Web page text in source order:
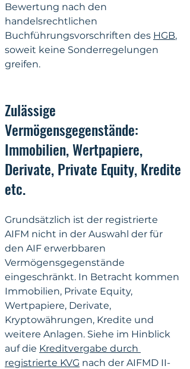
Bewertung nach den
handelsrechtlichen
Buchführungsvorschriften des HGB,
soweit keine Sonderregelungen
greifen.
Zulässige
Vermögensgegenstände:
Immobilien, Wertpapiere,
Derivate, Private Equity, Kredite
etc.
Grundsätzlich ist der registrierte
AIFM nicht in der Auswahl der für
den AIF erwerbbaren
Vermögensgegenstände
eingeschränkt. In Betracht kommen
Immobilien, Private Equity,
Wertpapiere, Derivate,
Kryptowährungen, Kredite und
weitere Anlagen. Siehe im Hinblick
auf die Kreditvergabe durch
registrierte KVG nach der AIFMD II-